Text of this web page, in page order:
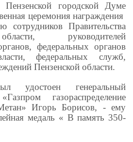
городской Думе
церемония награждения
сотрудников Правительства
руководителей
федеральных органов
федеральных служб,
Пензенской области.
удостоен генеральный
газораспределение
Игорь Борисов, - ему
медаль « В память 350-